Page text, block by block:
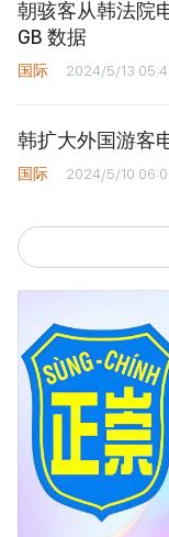
朝骇客从韩法院
GB 数据
国际 2024/5/13
韩扩大外国游客
国际 2024/5/10